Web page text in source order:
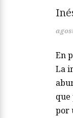
En
La
que
por